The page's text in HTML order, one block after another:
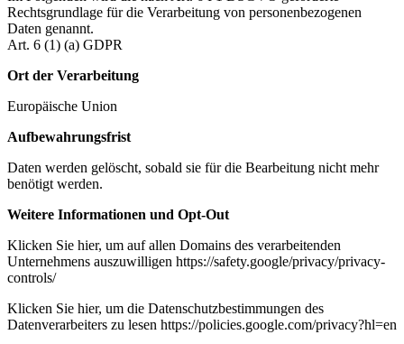
Rechtsgrundlage für die Verarbeitung von personenbezogenen
Daten genannt.
Art. 6 (1) (a) GDPR
Ort der Verarbeitung
Europäische Union
Aufbewahrungsfrist
Daten werden gelöscht, sobald sie für die Bearbeitung nicht mehr
benötigt werden.
Weitere Informationen und Opt-Out
Klicken Sie hier, um auf allen Domains des verarbeitenden
Unternehmens auszuwilligen https://safety.google/privacy/privacy-
controls/
Klicken Sie hier, um die Datenschutzbestimmungen des
Datenverarbeiters zu lesen https://policies.google.com/privacy?hl=en